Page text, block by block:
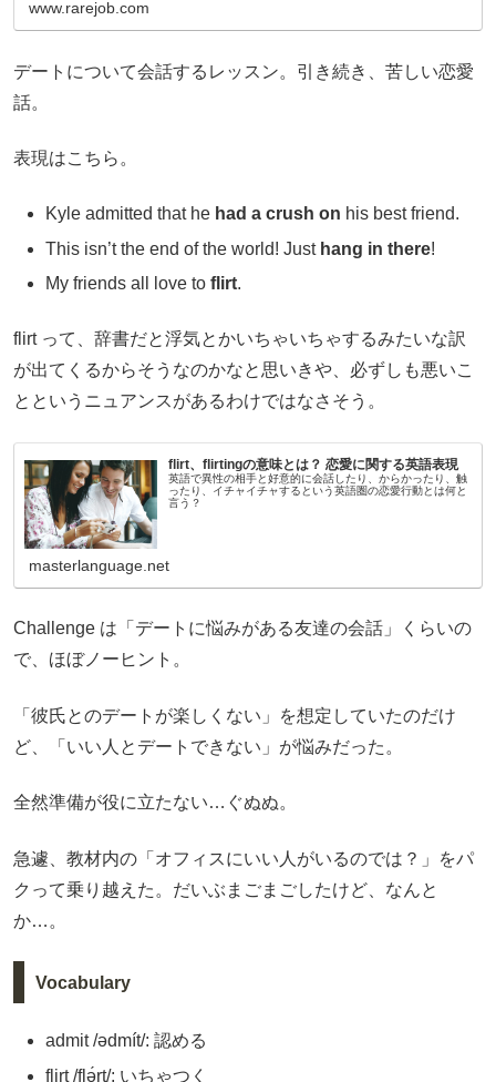
www.rarejob.com
デートについて会話するレッスン。引き続き、苦しい恋愛
話。
表現はこちら。
Kyle admitted that he had a crush on his best friend.
This isn’t the end of the world! Just hang in there!
My friends all love toflirt.
flirt って、辞書だと浮気とかいちゃいちゃするみたいな訳
が出てくるからそうなのかなと思いきや、必ずしも悪いこ
とというニュアンスがあるわけではなさそう。
flirt、flirtingの意味とは？ 恋愛に関する英語表現
英語で異性の相手と好意的に会話したり、からかったり、触
ったり、イチャイチャするという英語圏の恋愛行動とは何と
言う？
masterlanguage.net
Challenge は「デートに悩みがある友達の会話」くらいの
で、ほぼノーヒント。
「彼氏とのデートが楽しくない」を想定していたのだけ
ど、「いい人とデートできない」が悩みだった。
全然準備が役に立たない…ぐぬぬ。
急遽、教材内の「オフィスにいい人がいるのでは？」をパ
クって乗り越えた。だいぶまごまごしたけど、なんと
か…。
Vocabulary
admit /ədmít/: 認める
flirt /flə́rt/: いちゃつく